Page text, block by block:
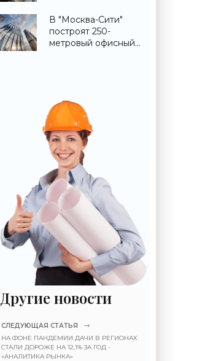
Подмосковье -
«Строительство»
В "Москва-Сити"
построят 250-
метровый офисный
Другие новости
СЛЕДУЮЩАЯ СТАТЬЯ
НА ФОНЕ ПАНДЕМИИ ДАЧИ В РЕГИОНАХ
СТАЛИ ДОРОЖЕ НА 12,1% ЗА ГОД -
«АНАЛИТИКА РЫНКА»